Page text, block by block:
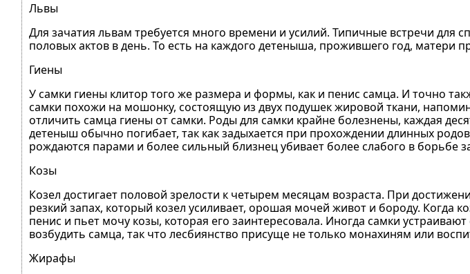
Львы
Для зачатия львам требуется много времени и усилий. Типичные встречи для
половых актов в день. То есть на каждого детеныша, прожившего год, матери
Гиены
У самки гиены клитор того же размера и формы, как и пенис самца. И точно
самки похожи на мошонку, состоящую из двух подушек жировой ткани,
отличить самца гиены от самки. Роды для самки крайне болезнены, каждая
детеныш обычно погибает, так как задыхается при прохождении длинных
рождаются парами и более сильный близнец убивает более слабого в борьбе
Козы
Козел достигает половой зрелости к четырем месяцам возраста. При
резкий запах, который козел усиливает, орошая мочей живот и бороду. Когда
пенис и пьет мочу козы, которая его заинтересовала. Иногда самки
возбудить самца, так что лесбиянство присуще не только монахиням или
Жирафы